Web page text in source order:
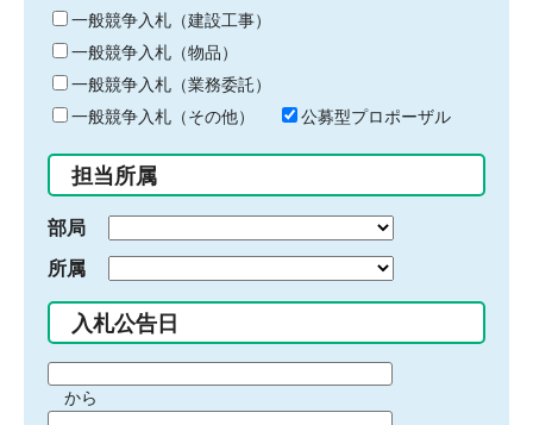
キ
ー
ワ
ー
ド
入
力
一般競争入札（建設工事）
一般競争入札（物品）
一般競争入札（業務委託）
一般競争入札（その他）
公募型プロポーザル
担当所属
部局
所属
入札公告日
間から